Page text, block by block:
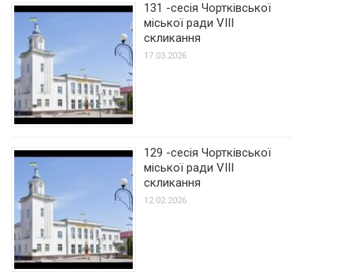
131 -сесія Чортківської
міської ради VIII
скликання
17.03.2026
129 -сесія Чортківської
міської ради VIII
скликання
12.02.2026